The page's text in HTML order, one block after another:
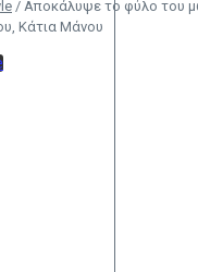
/ Αποκάλυψε το φύλο του
Κάτια Μάνου